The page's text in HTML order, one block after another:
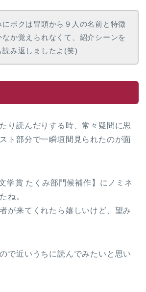
にボクは冒頭から９人の名前と特徴
なか覚えられなくて、紹介シーンを
読み返しましたよ(笑)
り読んだりする時、常々疑問に思
ト部分で一瞬垣間見られたのが面
学賞 たくみ部門候補作】にノミネ
ね。
が来てくれたら嬉しいけど、望み
で近いうちに読んでみたいと思い